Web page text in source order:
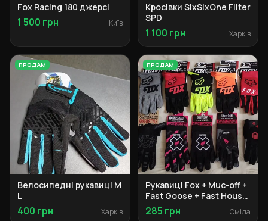
Fox Racing 180 джерсі
1 500 грн Київ
Кросівки SixSixOne Filter
SPD
1 100 грн Харків
ПРОДАМ
Велосипедні рукавиці M
L
400 грн Харків
ПРОДАМ
Рукавиці Fox + Muc-off +
Fast Goose + Fast House
+ Vilico
285 грн Сміла